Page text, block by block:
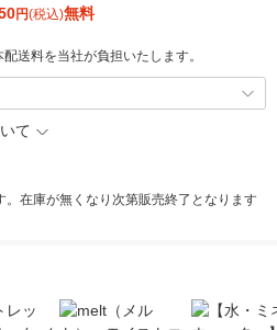
円(税込)無料
送料を当社が負担いたします。
て
在庫が無くなり次第販売終了となります